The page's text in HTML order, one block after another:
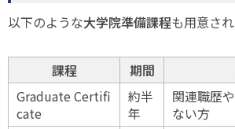
以下のような大学院準備課程も用意さ
課程 期間
Graduate Certifi
cate
約半
年
関連職歴
ない方